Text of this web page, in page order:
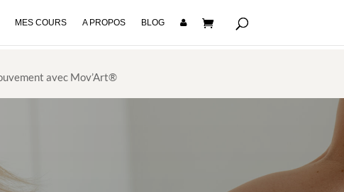
MES COURS A PROPOS BLOG
avec Mov’Art®